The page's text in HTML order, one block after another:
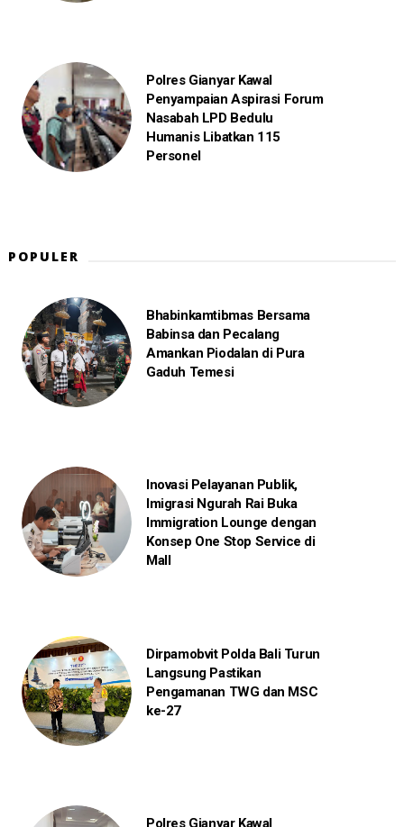
Polres Gianyar Kawal
Penyampaian Aspirasi Forum
Nasabah LPD Bedulu
Humanis Libatkan 115
Personel
POPULER
Bhabinkamtibmas Bersama
Babinsa dan Pecalang
Amankan Piodalan di Pura
Gaduh Temesi
Inovasi Pelayanan Publik,
Imigrasi Ngurah Rai Buka
Immigration Lounge dengan
Konsep One Stop Service di
Mall
Dirpamobvit Polda Bali Turun
Langsung Pastikan
Pengamanan TWG dan MSC
ke-27
Polres Gianyar Kawal